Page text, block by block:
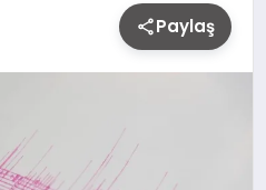
Paylaş